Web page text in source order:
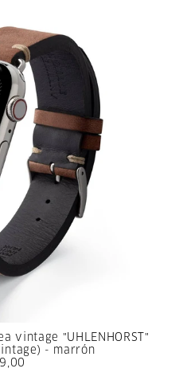
vintage "UHLENHORST"
- marrón